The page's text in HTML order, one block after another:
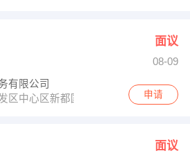
面议
08-09
有限公司
区中心区新都国际嘉园
申请
面议